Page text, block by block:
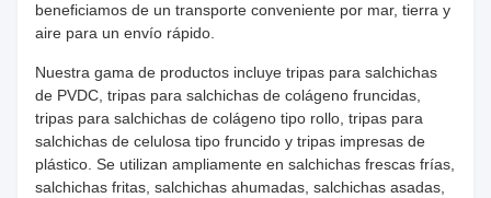
beneficiamos de un transporte conveniente por mar, tierra y
aire para un envío rápido.
Nuestra gama de productos incluye tripas para salchichas
de PVDC, tripas para salchichas de colágeno fruncidas,
tripas para salchichas de colágeno tipo rollo, tripas para
salchichas de celulosa tipo fruncido y tripas impresas de
plástico. Se utilizan ampliamente en salchichas frescas frías,
salchichas fritas, salchichas ahumadas, salchichas asadas,